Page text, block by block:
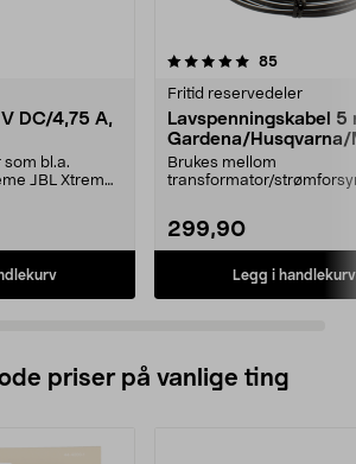
DC/4,75 A,
bl.a.
JBL Xtreme
85
Fritid reservedeler
Lavspenningskabel 5
Gardena/Husqvarna/
ch/Flymo
Brukes mellom
transformator/
299,90
Legg i handlekurv
4.0 av 5 stjerner
priser på vanlige ting